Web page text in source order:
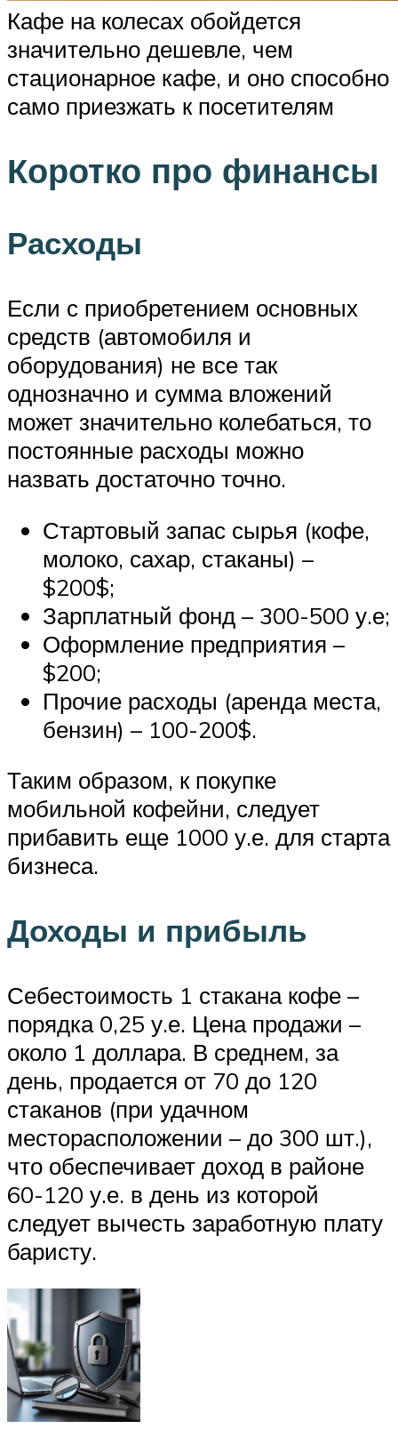
Кафе на колесах обойдется
значительно дешевле, чем
стационарное кафе, и оно способно
само приезжать к посетителям
Коротко про финансы
Расходы
Если с приобретением основных
средств (автомобиля и
оборудования) не все так
однозначно и сумма вложений
может значительно колебаться, то
постоянные расходы можно
назвать достаточно точно.
Стартовый запас сырья (кофе,
молоко, сахар, стаканы) –
$200$;
Зарплатный фонд – 300-500 у.е;
Оформление предприятия –
$200;
Прочие расходы (аренда места,
бензин) – 100-200$.
Таким образом, к покупке
мобильной кофейни, следует
прибавить еще 1000 у.е. для старта
бизнеса.
Доходы и прибыль
Себестоимость 1 стакана кофе –
порядка 0,25 у.е. Цена продажи –
около 1 доллара. В среднем, за
день, продается от 70 до 120
стаканов (при удачном
месторасположении – до 300 шт.),
что обеспечивает доход в районе
60-120 у.е. в день из которой
следует вычесть заработную плату
баристу.